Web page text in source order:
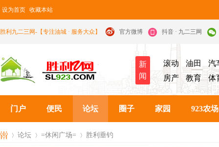
设为首页 收藏本站
胜利九二三网-【专注油城 · 服务大众】 官方微博 抖音 · 九二三网
新
闻
滚动 油田
汽
房产
教育 体
门户 便民 论坛 圈子 家园 923农场
论坛 =休闲广场= 胜利垂钓